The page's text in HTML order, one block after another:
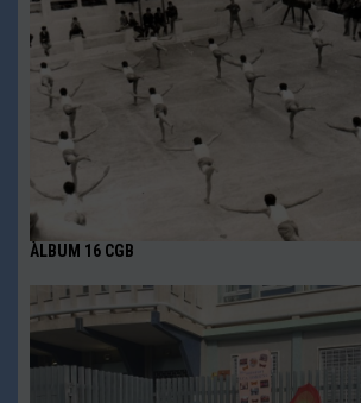
ÀLBUM 16 CGB